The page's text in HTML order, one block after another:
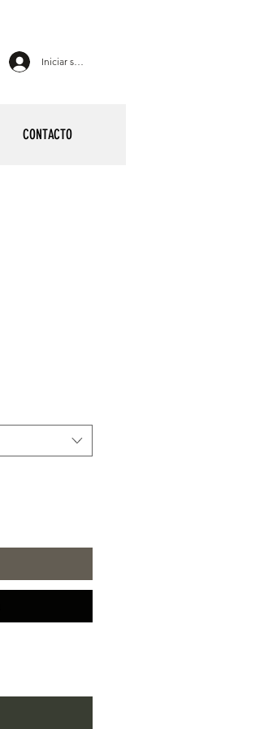
Iniciar sesión
CONTACTO